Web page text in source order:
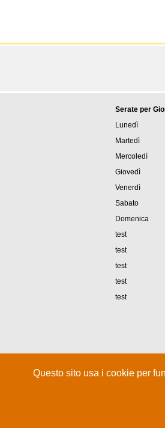
Serate per
Lunedì
Martedì
Mercoledì
Giovedì
Venerdì
Sabato
Domenica
test
test
test
test
test
Questo sito usa i cookie per